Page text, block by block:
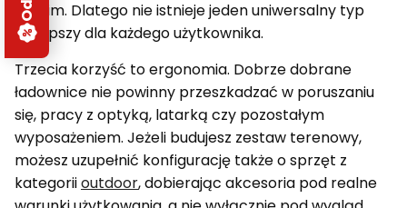
drugim. Dlatego nie istnieje jeden uniwersalny typ
najlepszy dla każdego użytkownika.
Trzecia korzyść to ergonomia. Dobrze dobrane
ładownice nie powinny przeszkadzać w poruszaniu
się, pracy z optyką, latarką czy pozostałym
wyposażeniem. Jeżeli budujesz zestaw terenowy,
możesz uzupełnić konfigurację także o sprzęt z
kategoriioutdoor, dobierając akcesoria pod realne